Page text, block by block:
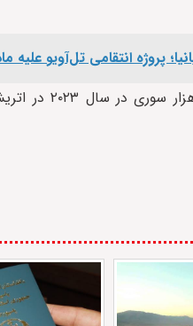
پروژه انتقامی تل‌آویو علیه